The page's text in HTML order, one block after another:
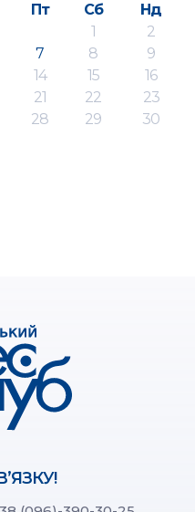
Пт Сб
Нд
1
2
7 8
9
14 15
16
21 22
23
28 29
30